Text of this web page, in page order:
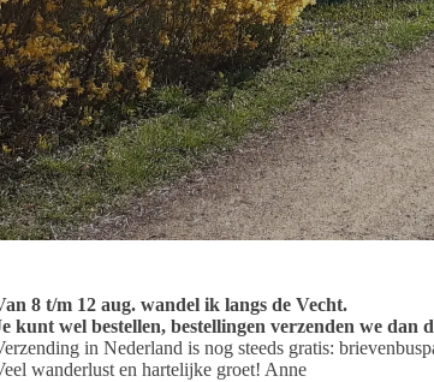
8 t/m 12 aug. wandel ik langs de Vecht.
kunt wel bestellen, bestellingen verzenden we dan
in Nederland is nog steeds gratis:
wanderlust en hartelijke groet! Anne